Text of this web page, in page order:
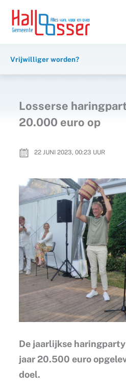
inhoud
naar
Vrijwilliger worden?
Losserse
20.000 euro op
22 JUNI 2023, 00:23 UUR
De jaarlijkse
jaar 20.500 euro
doel.